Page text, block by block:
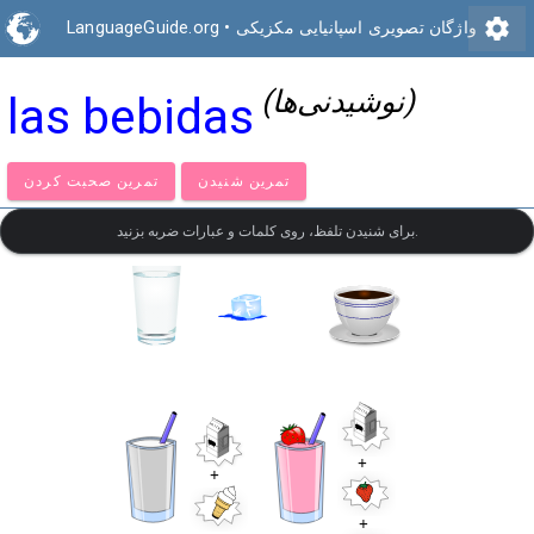
LanguageGuide.org • واژگان تصویری اسپانیایی مکزیکی settings
las bebidas (نوشیدنی‌ها)
تمرین صحبت کردن تمرین شنیدن
برای شنیدن تلفظ، روی کلمات و عبارات ضربه بزنید.